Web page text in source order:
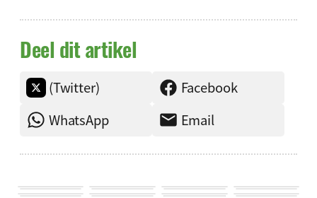
Deel dit artikel
(Twitter)
Facebook
WhatsApp
Email